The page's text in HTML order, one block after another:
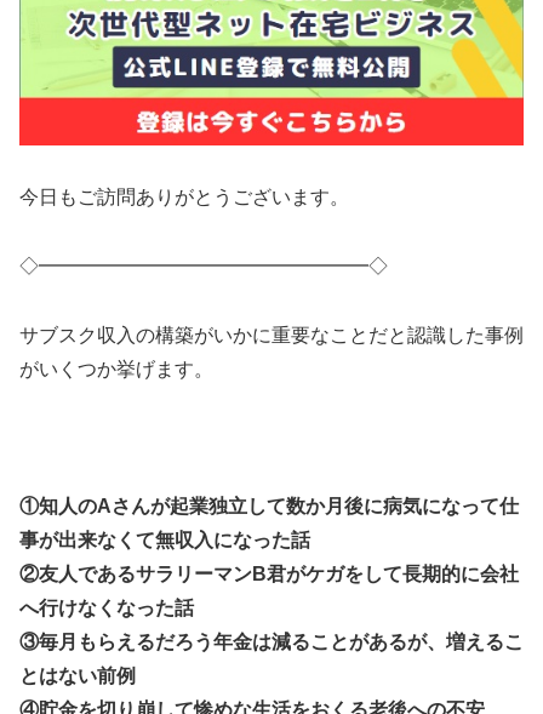
今日もご訪問ありがとうございます。
◇━━━━━━━━━━━━━━━━━◇
サブスク収入の構築がいかに重要なことだと認識した事例
がいくつか挙げます。
①知人のAさんが起業独立して数か月後に病気になって仕
事が出来なくて無収入になった話
②友人であるサラリーマンB君がケガをして長期的に会社
へ行けなくなった話
③毎月もらえるだろう年金は減ることがあるが、増えるこ
とはない前例